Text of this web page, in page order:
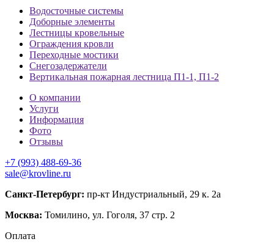
Водосточные системы
Доборные элементы
Лестницы кровельные
Ограждения кровли
Переходные мостики
Снегозадержатели
Вертикальная пожарная лестница П1-1, П1-2
О компании
Услуги
Информация
Фото
Отзывы
+7 (993) 488-69-36
sale@krovline.ru
Санкт-Петербург: пр-кт Индустриальный, 29 к. 2а
Москва: Томилино, ул. Гоголя, 37 стр. 2
Оплата